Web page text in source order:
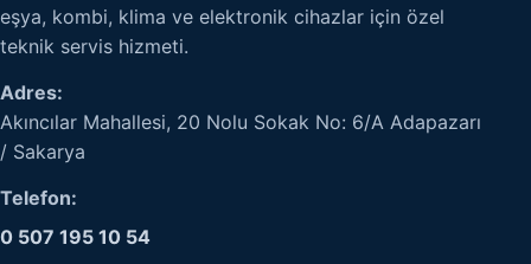
eşya, kombi, klima ve elektronik cihazlar için özel
teknik servis hizmeti.
Adres:
Akıncılar Mahallesi, 20 Nolu Sokak No: 6/A Adapazarı
/ Sakarya
Telefon:
0 507 195 10 54